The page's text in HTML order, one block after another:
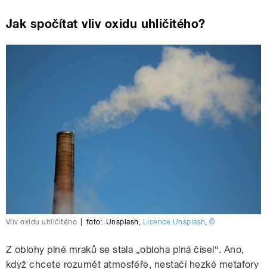
Jak spočítat vliv oxidu uhličitého?
Vliv oxidu uhličitého foto: Unsplash , Licence Unsplash,©
Z oblohy plné mraků se stala „obloha plná čísel“. Ano,
když chcete rozumět atmosféře, nestačí hezké metafory